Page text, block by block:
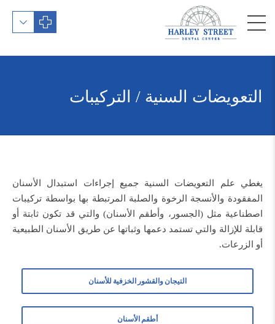
التعويضات السنية / التركيبات
يغطي علم التعويضات السنية جميع إجراءات استبدال الأسنان
المفقودة والأنسجة الرخوة والصلبة المرتبطة بها بواسطة تركيبات
اصطناعية مثل (الجسور، وأطقم الأسنان) والتي قد تكون ثابتة أو
قابلة للإزالة والتي تستمد دعمها وثباتها عن طريق الأسنان الطبيعية
أو الزرعات.
التيجان والقشور الخزفية للأسنان
أطقم الأسنان